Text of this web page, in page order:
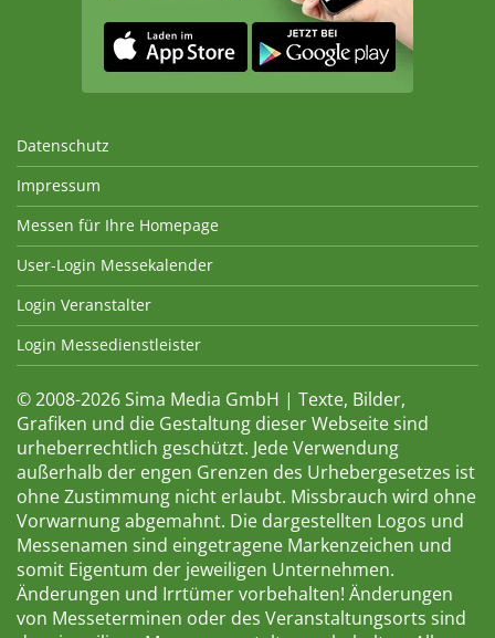
Datenschutz
Impressum
Messen für Ihre Homepage
User-Login Messekalender
Login Veranstalter
Login Messedienstleister
© 2008-2026 Sima Media GmbH | Texte, Bilder,
Grafiken und die Gestaltung dieser Webseite sind
urheberrechtlich geschützt. Jede Verwendung
außerhalb der engen Grenzen des Urhebergesetzes ist
ohne Zustimmung nicht erlaubt. Missbrauch wird ohne
Vorwarnung abgemahnt. Die dargestellten Logos und
Messenamen sind eingetragene Markenzeichen und
somit Eigentum der jeweiligen Unternehmen.
Änderungen und Irrtümer vorbehalten! Änderungen
von Messeterminen oder des Veranstaltungsorts sind